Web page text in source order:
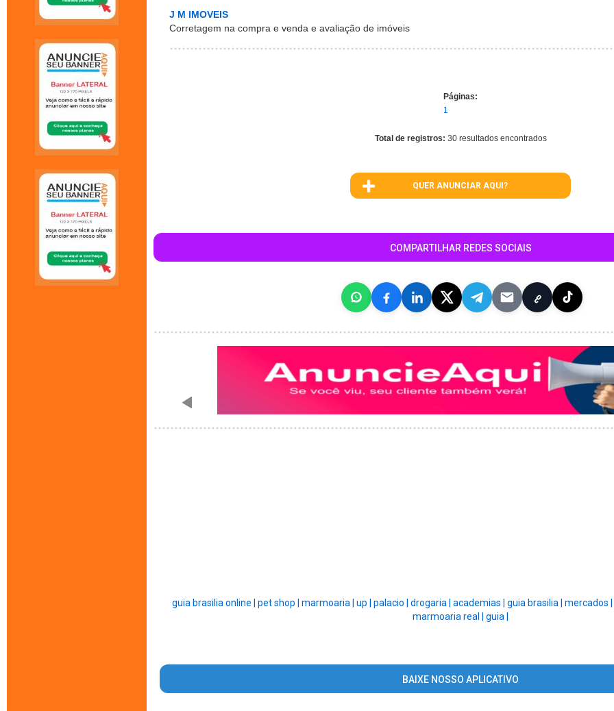
J M IMOVEIS
Corretagem na compra e venda e avaliação de imóveis
Páginas:
1
Total de registros: 30 resultados encontrados
QUER ANUNCIAR AQUI?
COMPARTILHAR REDES SOCIAIS
guia brasilia online | pet shop | marmoaria | up | palacio | drogaria | academias | guia brasilia | mercados |
marmoaria real | guia |
BAIXE NOSSO APLICATIVO